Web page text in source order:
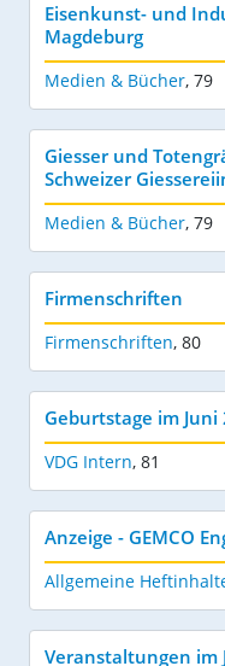
Eisenkunst- und
Magdeburg
Medien & Bücher, 79
Giesser und
Schweizer
Medien & Bücher, 79
Firmenschriften
Firmenschriften, 80
Geburtstage im Juni
VDG Intern, 81
Anzeige - GEMCO
Allgemeine
Veranstaltungen im